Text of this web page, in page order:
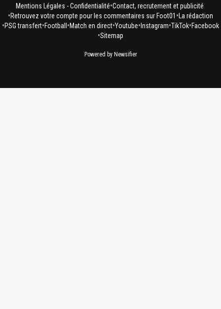
Mentions Légales - Confidentialité•Contact, recrutement et publicité
•Retrouvez votre compte pour les commentaires sur Foot01 • La rédaction
•PSG transfert•Football •Match en direct•Youtube• Instagram•TikTok•Facebook
•Sitemap
Powered by Newsifier